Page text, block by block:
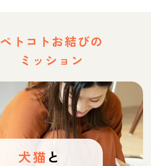
ペトコトお結びの
ミッション
犬猫 と